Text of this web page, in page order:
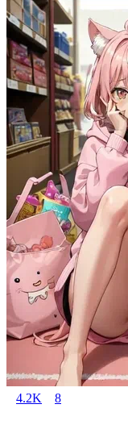
4.2K 8